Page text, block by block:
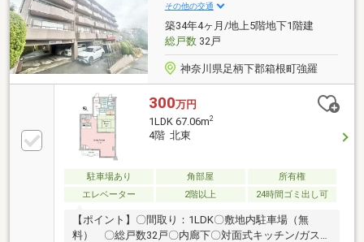
その他の交通
築34年4ヶ月/地上5階地下1階建
総戸数32戸
神奈川県足柄下郡箱根町強羅
300万円
1LDK 67.06m2
4階 北東
駐車場あり 角部屋
所有権
エレベーター
2階以上 24時間ゴミ出し可
【ポイント】〇間取り：1LDK〇敷地内駐車場（無
料） 〇総戸数32戸〇内廊下〇対面式キッチン/ガスコ